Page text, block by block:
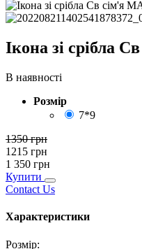
Ікона зі срібла
В наявності
Розмір
7*9
1350грн
1215 грн
1 350 грн
Купити
Contact Us
Характеристики
Розмір: